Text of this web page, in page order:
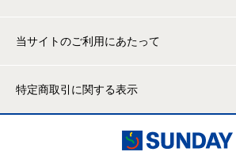
当サイトのご利用にあたって
特定商取引に関する表示